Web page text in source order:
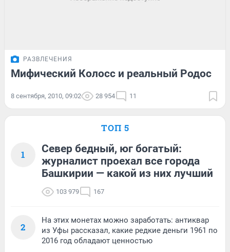
РАЗВЛЕЧЕНИЯ
Мифический Колосс и реальный Родос
8 сентября, 2010, 09:02 28 954 11
ТОП 5
1
Север бедный, юг богатый:
журналист проехал все города
Башкирии — какой из них лучший
103 979 167
2
На этих монетах можно заработать: антиквар
из Уфы рассказал, какие редкие деньги 1961 по
2016 год обладают ценностью